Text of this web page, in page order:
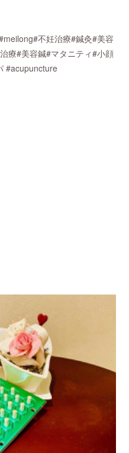
不妊治療#鍼灸#美容
療#美容鍼#マタニティ#小顔
#acupuncture